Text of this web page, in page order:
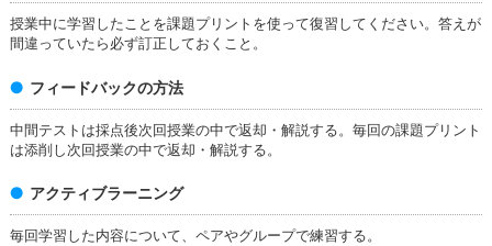
授業中に学習したことを課題プリントを使って復習してください。答えが
間違っていたら必ず訂正しておくこと。
フィードバックの方法
中間テストは採点後次回授業の中で返却・解説する。毎回の課題プリント
は添削し次回授業の中で返却・解説する。
アクティブラーニング
毎回学習した内容について、ペアやグループで練習する。